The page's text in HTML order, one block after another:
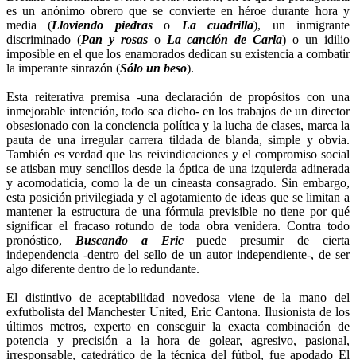
es un anónimo obrero que se convierte en héroe durante hora y
media (Lloviendo piedraso La cuadrilla), un inmigrante
discriminado (Pan y rosaso La canción de Carla) o un idilio
imposible en el que los enamorados dedican su existencia a combatir
la imperante sinrazón (Sólo un beso).
Esta reiterativa premisa -una declaración de propósitos con una
inmejorable intención, todo sea dicho- en los trabajos de un director
obsesionado con la conciencia política y la lucha de clases, marca la
pauta de una irregular carrera tildada de blanda, simple y obvia.
También es verdad que las reivindicaciones y el compromiso social
se atisban muy sencillos desde la óptica de una izquierda adinerada
y acomodaticia, como la de un cineasta consagrado. Sin embargo,
esta posición privilegiada y el agotamiento de ideas que se limitan a
mantener la estructura de una fórmula previsible no tiene por qué
significar el fracaso rotundo de toda obra venidera. Contra todo
pronóstico, Buscando a Ericpuede presumir de cierta
independencia -dentro del sello de un autor independiente-, de ser
algo diferente dentro de lo redundante.
El distintivo de aceptabilidad novedosa viene de la mano del
exfutbolista del Manchester United, Eric Cantona. Ilusionista de los
últimos metros, experto en conseguir la exacta combinación de
potencia y precisión a la hora de golear, agresivo, pasional,
irresponsable, catedrático de la técnica del fútbol, fue apodado El